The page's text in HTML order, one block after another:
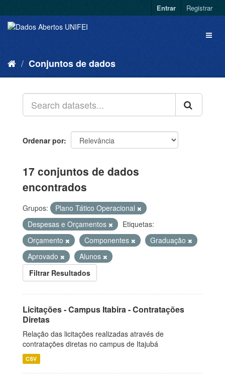
Entrar Registrar
Conjuntos de dados
Ordenar por
17 conjuntos de dados
encontrados
Grupos:
Plano Tático Operacional
Despesas e Orçamentos
Etiquetas:
Orçamento
Componentes
Graduação
Aprovado
Alunos
Filtrar Resultados
Licitações - Campus Itabira - Contratações
Diretas
Relação das licitações realizadas através de
contratações diretas no campus de Itajubá
CSV